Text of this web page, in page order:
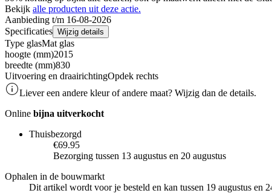
Bekijk alle producten uit deze actie.
Aanbieding t/m 16-08-2026
Specificaties Wijzig details
Type glasMat glas
hoogte (mm)2015
breedte (mm)830
Uitvoering en draairichtingOpdek rechts
Liever een andere kleur of andere maat? Wijzig dan de details.
Online bijna uitverkocht
Thuisbezorgd
€69.95
Bezorging tussen 13 augustus en 20 augustus
Ophalen in de bouwmarkt
Dit artikel wordt voor je besteld en kan tussen 19 augustus en